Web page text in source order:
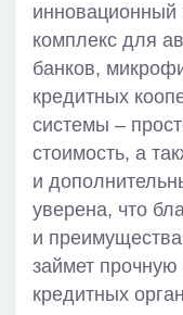
комплекс для
банков,
кредитных
системы –
стоимость, а
и
уверена, что
и
займет
кредитных